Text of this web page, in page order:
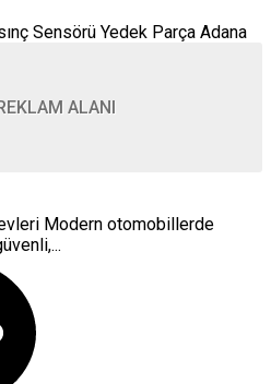
Sensörü Yedek Parça Adana
ALANI
Modern otomobillerde